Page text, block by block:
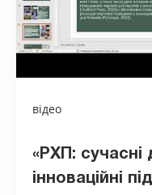
відео
«РХП: сучасні
інноваційні